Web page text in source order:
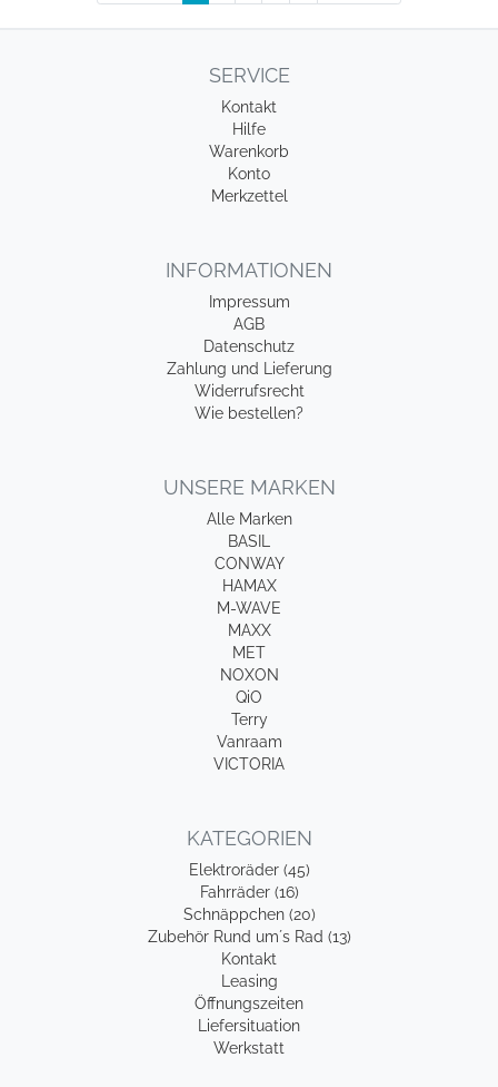
SERVICE
Kontakt
Hilfe
Warenkorb
Konto
Merkzettel
INFORMATIONEN
Impressum
AGB
Datenschutz
Zahlung und Lieferung
Widerrufsrecht
Wie bestellen?
UNSERE MARKEN
Alle Marken
BASIL
CONWAY
HAMAX
M-WAVE
MAXX
MET
NOXON
QiO
Terry
Vanraam
VICTORIA
KATEGORIEN
Elektroräder (45)
Fahrräder (16)
Schnäppchen (20)
Zubehör Rund um´s Rad (13)
Kontakt
Leasing
Öffnungszeiten
Liefersituation
Werkstatt